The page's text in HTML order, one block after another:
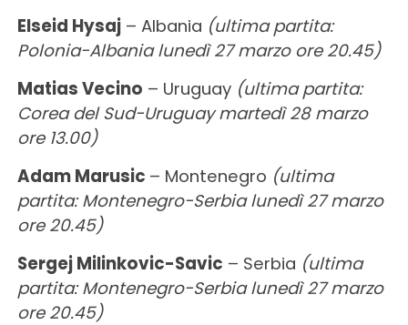
Elseid Hysaj– Albania (ultima partita:
Polonia-Albania lunedì 27 marzo ore 20.45)
Matias Vecino – Uruguay (ultima partita:
Corea del Sud-Uruguay martedì 28 marzo
ore 13.00)
Adam Marusic – Montenegro (ultima
partita: Montenegro-Serbia lunedì 27 marzo
ore 20.45)
Sergej Milinkovic-Savic – Serbia (ultima
partita: Montenegro-Serbia lunedì 27 marzo
ore 20.45)